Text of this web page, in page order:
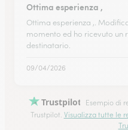
Ottima esperienza ,
Ottima esperienza ,.
momento ed ho ricevuto un
destinatario.
09/04/2026
Trustpilot
Esempio di
Trustpilot. Visualizza tutte le